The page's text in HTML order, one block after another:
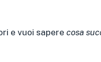
e vuoi sapere cosa